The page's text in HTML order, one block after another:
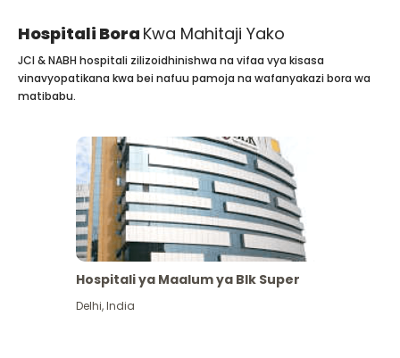
Hospitali Bora Kwa Mahitaji Yako
JCI & NABH hospitali zilizoidhinishwa na vifaa vya kisasa
vinavyopatikana kwa bei nafuu pamoja na wafanyakazi bora wa
matibabu.
Hospitali ya Maalum ya Blk Super
Delhi,India